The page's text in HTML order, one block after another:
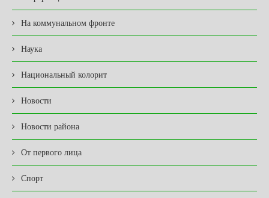
На коммунальном фронте
Наука
Национальный колорит
Новости
Новости района
От первого лица
Спорт